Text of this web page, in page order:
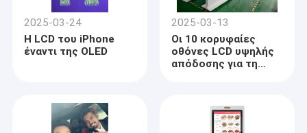
2025-03-24
Η LCD του iPhone
έναντι της OLED
2025-03-13
Οι 10 κορυφαίες
οθόνες LCD υψηλής
απόδοσης για τη